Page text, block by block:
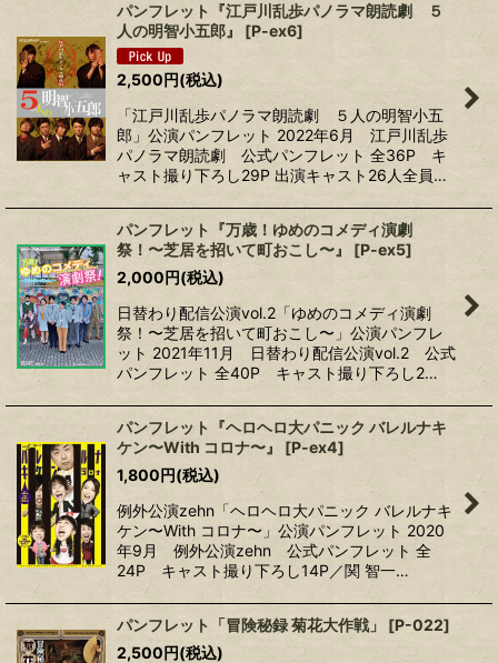
パンフレット『江戸川乱歩パノラマ朗読劇 ５
人の明智小五郎』
[P-ex6]
2,500円(税込)
「江戸川乱歩パノラマ朗読劇 ５人の明智小五
郎」公演パンフレット 2022年6月 江戸川乱歩
パノラマ朗読劇 公式パンフレット 全36P キ
ャスト撮り下ろし29P 出演キャスト26人全員…
パンフレット『万歳！ゆめのコメディ演劇
祭！〜芝居を招いて町おこし〜』
[P-ex5]
2,000円(税込)
日替わり配信公演vol.2「ゆめのコメディ演劇
祭！〜芝居を招いて町おこし〜」公演パンフレ
ット 2021年11月 日替わり配信公演vol.2 公式
パンフレット 全40P キャスト撮り下ろし2…
パンフレット『ヘロヘロ大パニック バレルナキ
ケン〜With コロナ〜』
[P-ex4]
1,800円(税込)
例外公演zehn「ヘロヘロ大パニック バレルナキ
ケン〜With コロナ〜」公演パンフレット 2020
年9月 例外公演zehn 公式パンフレット 全
24P キャスト撮り下ろし14P／関 智一…
パンフレット「冒険秘録 菊花大作戦」 [P-022]
2,500円(税込)